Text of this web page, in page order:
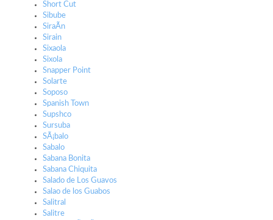
Short Cut
Sibube
SiraÃ­n
Sirain
Sixaola
Sixola
Snapper Point
Solarte
Soposo
Spanish Town
Supshco
Sursuba
SÃ¡balo
Sabalo
Sabana Bonita
Sabana Chiquita
Salado de Los Guavos
Salao de los Guabos
Salitral
Salitre